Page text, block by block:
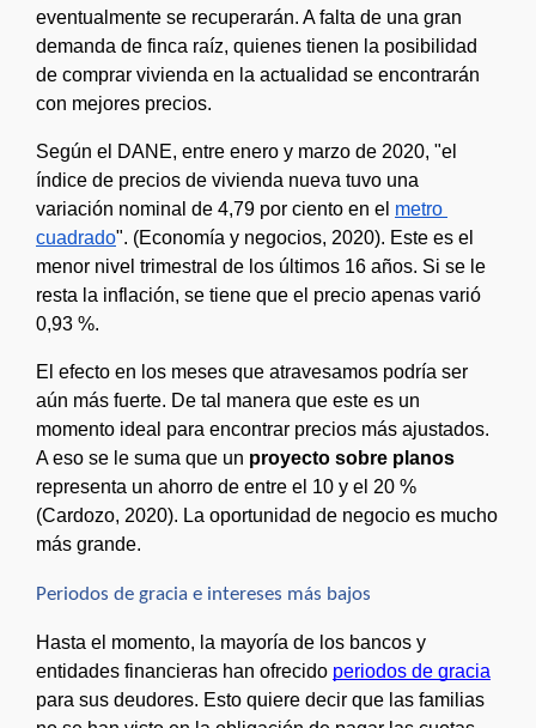
eventualmente se recuperarán. A falta de una gran
demanda de finca raíz, quienes tienen la posibilidad
de comprar vivienda en la actualidad se encontrarán
con mejores precios.
Según el DANE, entre enero y marzo de 2020, "el
índice de precios de vivienda nueva tuvo una
variación nominal de 4,79 por ciento en el metro
cuadrado". (Economía y negocios, 2020). Este es el
menor nivel trimestral de los últimos 16 años. Si se le
resta la inflación, se tiene que el precio apenas varió
0,93 %.
El efecto en los meses que atravesamos podría ser
aún más fuerte. De tal manera que este es un
momento ideal para encontrar precios más ajustados.
A eso se le suma que un proyecto sobre planos
representa un ahorro de entre el 10 y el 20 %
(Cardozo, 2020). La oportunidad de negocio es mucho
más grande.
Periodos de gracia e intereses más bajos
Hasta el momento, la mayoría de los bancos y
entidades financieras han ofrecido periodos de gracia
para sus deudores. Esto quiere decir que las familias